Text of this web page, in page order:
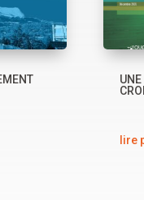
lire